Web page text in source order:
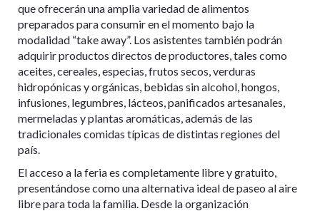
que ofrecerán una amplia variedad de alimentos
preparados para consumir en el momento bajo la
modalidad “take away”. Los asistentes también podrán
adquirir productos directos de productores, tales como
aceites, cereales, especias, frutos secos, verduras
hidropónicas y orgánicas, bebidas sin alcohol, hongos,
infusiones, legumbres, lácteos, panificados artesanales,
mermeladas y plantas aromáticas, además de las
tradicionales comidas típicas de distintas regiones del
país.
El acceso a la feria es completamente libre y gratuito,
presentándose como una alternativa ideal de paseo al aire
libre para toda la familia. Desde la organización